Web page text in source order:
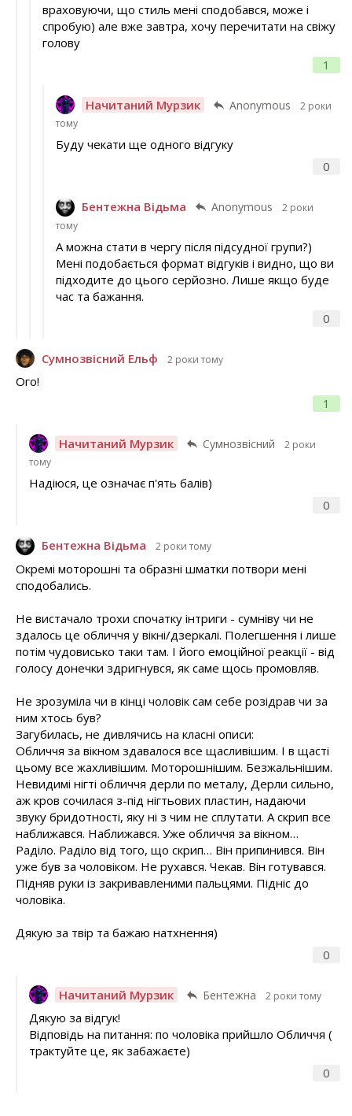
1
враховуючи, що стиль мені сподобався, може і
спробую) але вже завтра, хочу перечитати на свіжу
голову
Начитаний Мурзик Anonymous
2 роки
тому
0
Буду чекати ще одного відгуку
Бентежна Відьма Anonymous
2 роки
тому
0
А можна стати в чергу після підсудної групи?)
Мені подобається формат відгуків і видно, що ви
підходите до цього серйозно. Лише якщо буде
час та бажання.
Сумнозвісний Ельф 2 роки тому
1
Ого!
Начитаний Мурзик Сумнозвісний
2 роки
тому
0
Надіюся, це означає п'ять балів)
Бентежна Відьма 2 роки тому
0
Окремі моторошні та образні шматки потвори мені
сподобались.
Не вистачало трохи спочатку інтриги - сумніву чи не
здалось це обличчя у вікні/дзеркалі. Полегшення і лише
потім чудовисько таки там. І його емоційної реакції - від
голосу донечки здригнувся, як саме щось промовляв.
Не зрозуміла чи в кінці чоловік сам себе розідрав чи за
ним хтось був?
Загубилась, не дивлячись на класні описи:
Обличчя за вікном здавалося все щасливішим. І в щасті
цьому все жахливішим. Моторошнішим. Безжальнішим.
Невидимі нігті обличчя дерли по металу, Дерли сильно,
аж кров сочилася з-під нігтьових пластин, надаючи
звуку бридотності, яку ні з чим не сплутати. А скрип все
наближався. Наближався. Уже обличчя за вікном…
Раділо. Раділо від того, що скрип… Він припинився. Він
уже був за чоловіком. Не рухався. Чекав. Він готувався.
Підняв руки із закривавленими пальцями. Підніс до
чоловіка.
Дякую за твір та бажаю натхнення)
Начитаний Мурзик Бентежна 2 роки тому
0
Дякую за відгук!
Відповідь на питання: по чоловіка прийшло Обличчя (
трактуйте це, як забажаєте)